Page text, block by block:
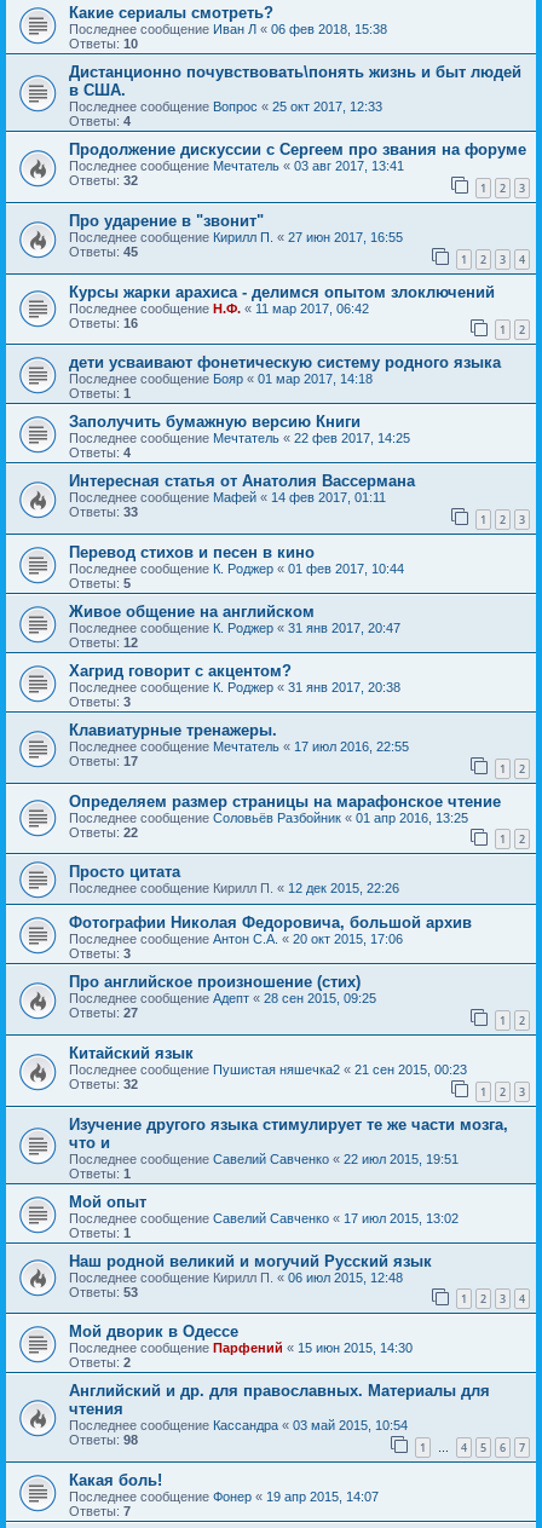
Какие сериалы смотреть?
Последнее сообщение Иван Л « 06 фев 2018, 15:38
Ответы: 10
Дистанционно почувствовать\понять жизнь и быт людей
в США.
Последнее сообщение Вопрос « 25 окт 2017, 12:33
Ответы: 4
Продолжение дискуссии с Сергеем про звания на форуме
Последнее сообщение Мечтатель « 03 авг 2017, 13:41
Ответы: 32 1 2 3
Про ударение в "звонит"
Последнее сообщение Кирилл П. « 27 июн 2017, 16:55
Ответы: 45 1 2 3 4
Курсы жарки арахиса - делимся опытом злоключений
Последнее сообщение Н.Ф. « 11 мар 2017, 06:42
Ответы: 16 1 2
дети усваивают фонетическую систему родного языка
Последнее сообщение Бояр « 01 мар 2017, 14:18
Ответы: 1
Заполучить бумажную версию Книги
Последнее сообщение Мечтатель « 22 фев 2017, 14:25
Ответы: 4
Интересная статья от Анатолия Вассермана
Последнее сообщение Мафей « 14 фев 2017, 01:11
Ответы: 33 1 2 3
Перевод стихов и песен в кино
Последнее сообщение К. Роджер « 01 фев 2017, 10:44
Ответы: 5
Живое общение на английском
Последнее сообщение К. Роджер « 31 янв 2017, 20:47
Ответы: 12
Хагрид говорит с акцентом?
Последнее сообщение К. Роджер « 31 янв 2017, 20:38
Ответы: 3
Клавиатурные тренажеры.
Последнее сообщение Мечтатель « 17 июл 2016, 22:55
Ответы: 17 1 2
Определяем размер страницы на марафонское чтение
Последнее сообщение Соловьёв Разбойник « 01 апр 2016, 13:25
Ответы: 22 1 2
Просто цитата
Последнее сообщение Кирилл П. « 12 дек 2015, 22:26
Фотографии Николая Федоровича, большой архив
Последнее сообщение Антон С.А. « 20 окт 2015, 17:06
Ответы: 3
Про английское произношение (стих)
Последнее сообщение Адепт « 28 сен 2015, 09:25
Ответы: 27 1 2
Китайский язык
Последнее сообщение Пушистая няшечка2 « 21 сен 2015, 00:23
Ответы: 32 1 2 3
Изучение другого языка стимулирует те же части мозга,
что и
Последнее сообщение Савелий Савченко « 22 июл 2015, 19:51
Ответы: 1
Мой опыт
Последнее сообщение Савелий Савченко « 17 июл 2015, 13:02
Ответы: 1
Наш родной великий и могучий Русский язык
Последнее сообщение Кирилл П. « 06 июл 2015, 12:48
Ответы: 53 1 2 3 4
Мой дворик в Одессе
Последнее сообщение Парфений « 15 июн 2015, 14:30
Ответы: 2
Английский и др. для православных. Материалы для
чтения
Последнее сообщение Кассандра « 03 май 2015, 10:54
Ответы: 98 1 … 4 5 6 7
Какая боль!
Последнее сообщение Фонер « 19 апр 2015, 14:07
Ответы: 7